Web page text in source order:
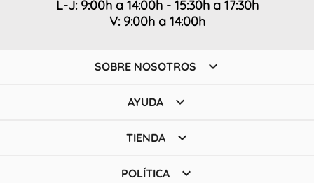
L-J: 9:00h a 14:00h - 15:30h a 17:30h
V: 9:00h a 14:00h
SOBRE NOSOTROS 
AYUDA 
TIENDA 
POLÍTICA 